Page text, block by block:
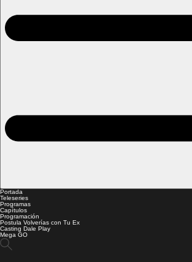
Portada
Teleseries
Programas
Capítulos
Programación
Postula Volverías con Tu Ex
Casting Dale Play
Mega GO